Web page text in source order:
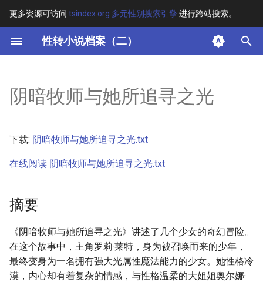
更多资源可访问 tsindex.org 多元性别搜索引擎进行跨站搜索。
性转小说档案（二）
键
开
搜
索
其他信息
正文
阴暗牧师与她所追寻之光
下载: 阴暗牧师与她所追寻之光.txt
在线阅读 阴暗牧师与她所追寻之光.txt
摘要
《阴暗牧师与她所追寻之光》讲述了几个少女的奇幻冒险。
在这个故事中，主角罗莉·莱特，身为被召唤而来的少年，
最终变身为一名拥有强大光属性魔法能力的少女。她性格冷
漠，内心却有着复杂的情感，与性格温柔的大姐姐奥尔娜·